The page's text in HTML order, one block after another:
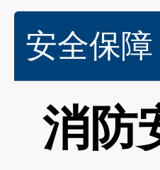
安全保障
消防